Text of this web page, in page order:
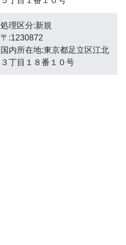
処理区分:新規
〒:1230872
国内所在地:東京都足立区江北
３丁目１８番１０号